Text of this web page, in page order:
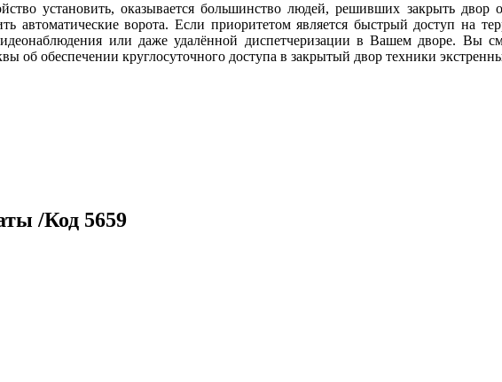
установить, оказывается большинство людей, решивших закрыть
автоматические ворота. Если приоритетом является быстрый доступ
или даже удалённой диспетчеризации в Вашем дворе. Вы
об обеспечении круглосуточного доступа в закрытый двор техники
/Код 5659